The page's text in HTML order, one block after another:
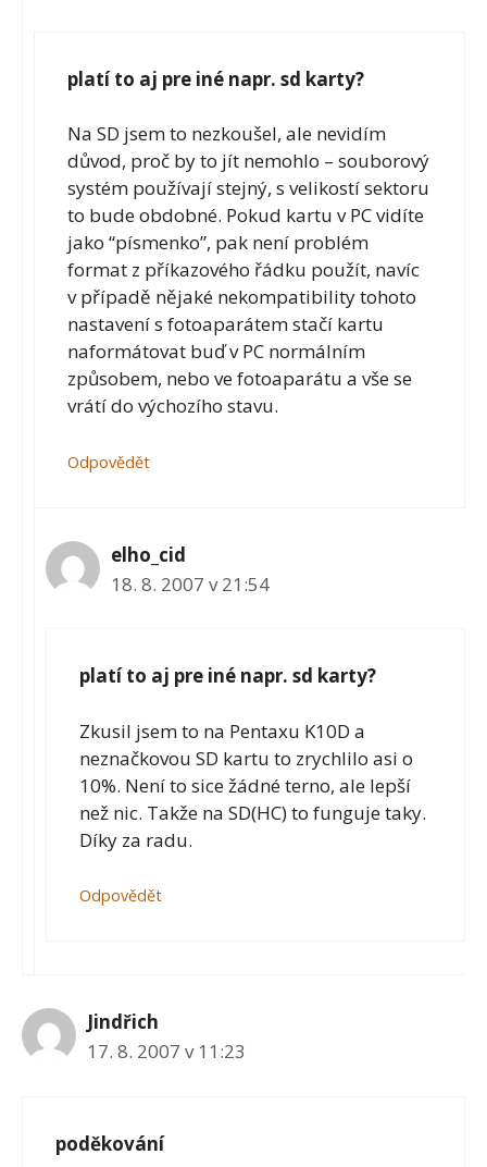
platí to aj pre iné napr. sd karty?
Na SD jsem to nezkoušel, ale nevidím
důvod, proč by to jít nemohlo – souborový
systém používají stejný, s velikostí sektoru
to bude obdobné. Pokud kartu v PC vidíte
jako “písmenko”, pak není problém
format z příkazového řádku použít, navíc
v případě nějaké nekompatibility tohoto
nastavení s fotoaparátem stačí kartu
naformátovat buď v PC normálním
způsobem, nebo ve fotoaparátu a vše se
vrátí do výchozího stavu.
Odpovědět
elho_cid
18. 8. 2007 v 21:54
platí to aj pre iné napr. sd karty?
Zkusil jsem to na Pentaxu K10D a
neznačkovou SD kartu to zrychlilo asi o
10%. Není to sice žádné terno, ale lepší
než nic. Takže na SD(HC) to funguje taky.
Díky za radu.
Odpovědět
Jindřich
17. 8. 2007 v 11:23
poděkování